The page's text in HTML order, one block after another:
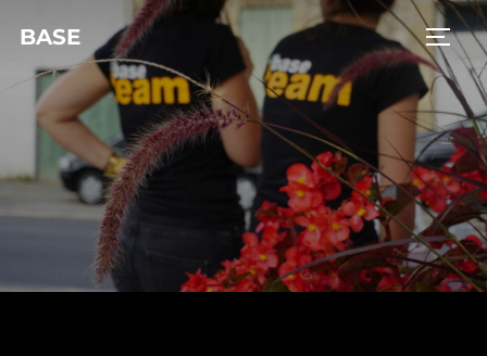
BASE